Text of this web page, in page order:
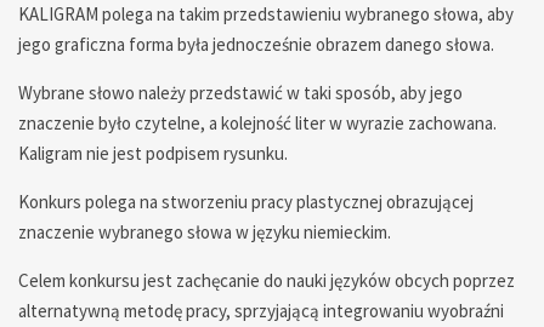
KALIGRAM polega na takim przedstawieniu wybranego słowa, aby
jego graficzna forma była jednocześnie obrazem danego słowa.
Wybrane słowo należy przedstawić w taki sposób, aby jego
znaczenie było czytelne, a kolejność liter w wyrazie zachowana.
Kaligram nie jest podpisem rysunku.
Konkurs polega na stworzeniu pracy plastycznej obrazującej
znaczenie wybranego słowa w języku niemieckim.
Celem konkursu jest zachęcanie do nauki języków obcych poprzez
alternatywną metodę pracy, sprzyjającą integrowaniu wyobraźni